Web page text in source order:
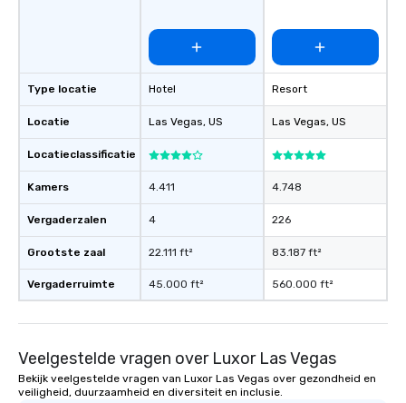
Type locatie
Locatie
Locatieclassificatie
Kamers
Vergaderzalen
Grootste zaal
Vergaderruimte
Hotel
Las Vegas, US
4.411
4
22.111 ft²
45.000 ft²
Resort
Las Vegas, US
4.748
226
83.187 ft²
560.000 ft²
Veelgestelde vragen over Luxor Las Vegas
Bekijk veelgestelde vragen van Luxor Las Vegas over gezondheid en
veiligheid, duurzaamheid en diversiteit en inclusie.